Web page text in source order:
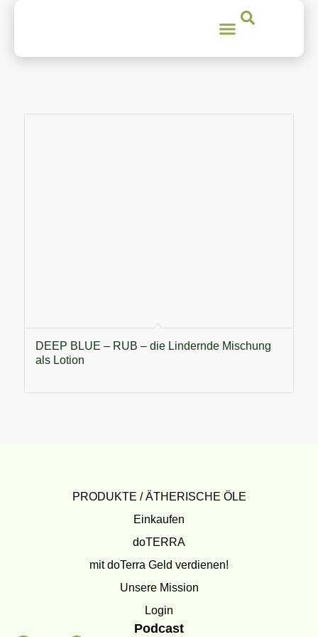
DEEP BLUE – RUB – die Lindernde Mischung
als Lotion
PRODUKTE / ÄTHERISCHE ÖLE
Einkaufen
doTERRA
mit doTerra Geld verdienen!
Unsere Mission
Login
Podcast